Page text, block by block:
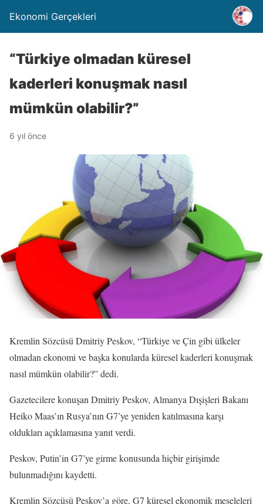
Ekonomi Gerçekleri
“Türkiye olmadan küresel
kaderleri konuşmak nasıl
mümkün olabilir?”
6 yıl önce
Kremlin Sözcüsü Dmitriy Peskov, “Türkiye ve Çin gibi ülkeler
olmadan ekonomi ve başka konularda küresel kaderleri konuşmak
nasıl mümkün olabilir?” dedi.
Gazetecilere konuşan Dmitriy Peskov, Almanya Dışişleri Bakanı
Heiko Maas’ın Rusya’nın G7’ye yeniden katılmasına karşı
oldukları açıklamasına yanıt verdi.
Peskov, Putin’in G7’ye girme konusunda hiçbir girişimde
bulunmadığını kaydetti.
Kremlin Sözcüsü Peskov’a göre, G7 küresel ekonomik meseleleri